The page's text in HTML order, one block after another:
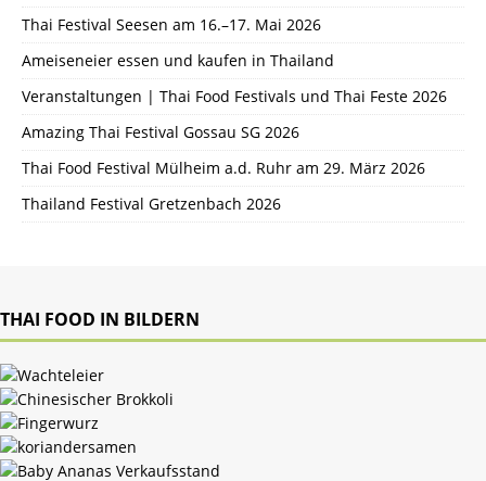
Thai Festival Seesen am 16.–17. Mai 2026
Ameiseneier essen und kaufen in Thailand
Veranstaltungen | Thai Food Festivals und Thai Feste 2026
Amazing Thai Festival Gossau SG 2026
Thai Food Festival Mülheim a.d. Ruhr am 29. März 2026
Thailand Festival Gretzenbach 2026
THAI FOOD IN BILDERN